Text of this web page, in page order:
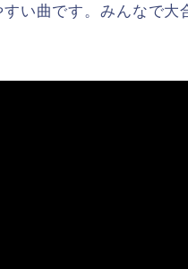
い曲です。みんなで大